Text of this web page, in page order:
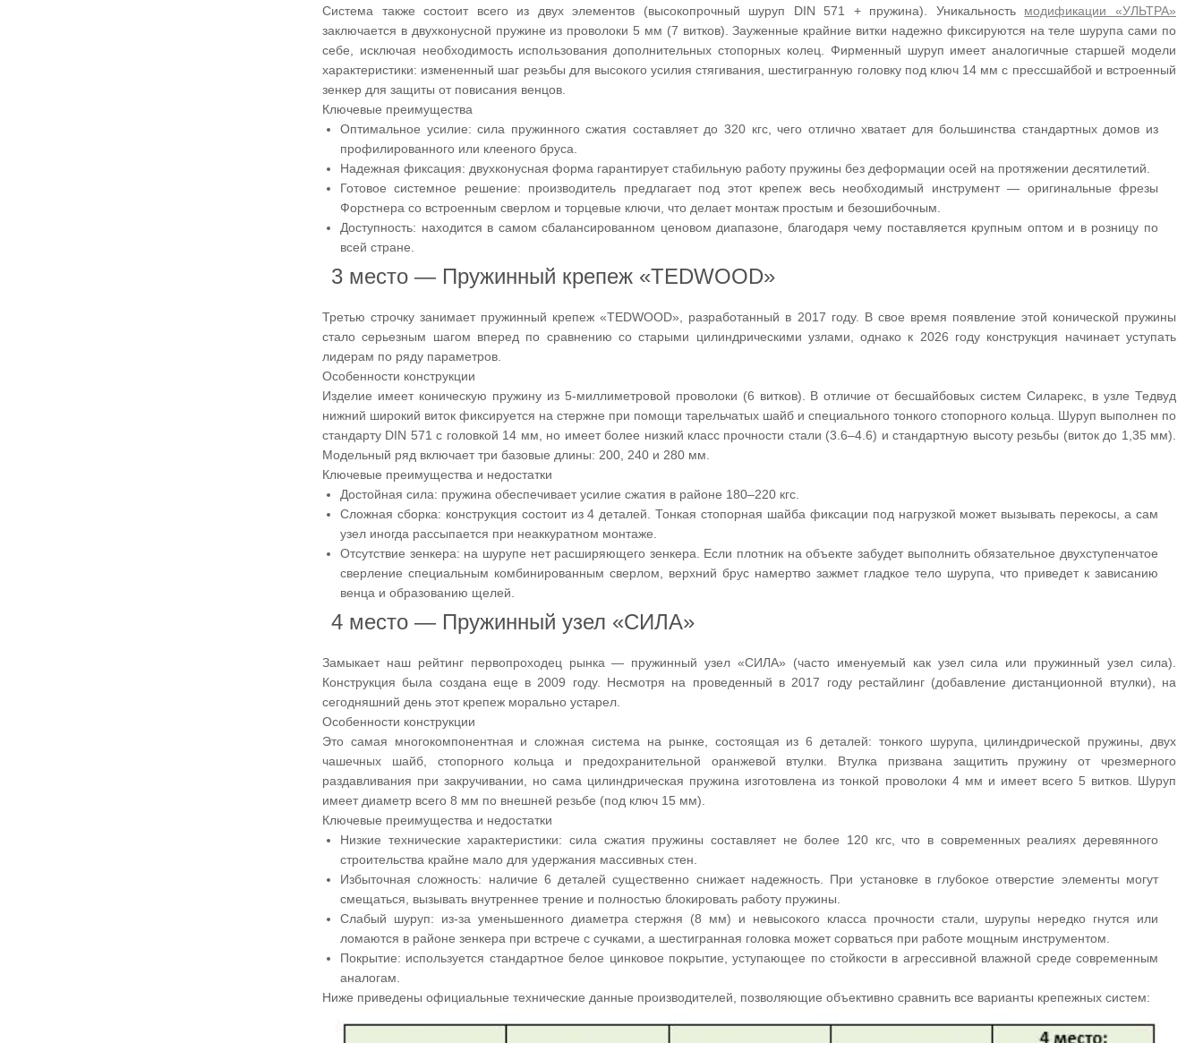
Система также состоит всего из двух элементов (высокопрочный шуруп DIN 571 + пружина). Уникальность модификации «УЛЬТРА»
заключается в двухконусной пружине из проволоки 5 мм (7 витков). Зауженные крайние витки надежно фиксируются на теле шурупа сами по
себе, исключая необходимость использования дополнительных стопорных колец. Фирменный шуруп имеет аналогичные старшей модели
характеристики: измененный шаг резьбы для высокого усилия стягивания, шестигранную головку под ключ 14 мм с прессшайбой и встроенный
зенкер для защиты от повисания венцов.
Ключевые преимущества
Оптимальное усилие: сила пружинного сжатия составляет до 320 кгс, чего отлично хватает для большинства стандартных домов из
профилированного или клееного бруса.
Надежная фиксация: двухконусная форма гарантирует стабильную работу пружины без деформации осей на протяжении десятилетий.
Готовое системное решение: производитель предлагает под этот крепеж весь необходимый инструмент — оригинальные фрезы
Форстнера со встроенным сверлом и торцевые ключи, что делает монтаж простым и безошибочным.
Доступность: находится в самом сбалансированном ценовом диапазоне, благодаря чему поставляется крупным оптом и в розницу по
всей стране.
3 место — Пружинный крепеж «TEDWOOD»
Третью строчку занимает пружинный крепеж «TEDWOOD», разработанный в 2017 году. В свое время появление этой конической пружины
стало серьезным шагом вперед по сравнению со старыми цилиндрическими узлами, однако к 2026 году конструкция начинает уступать
лидерам по ряду параметров.
Особенности конструкции
Изделие имеет коническую пружину из 5-миллиметровой проволоки (6 витков). В отличие от бесшайбовых систем Силарекс, в узле Тедвуд
нижний широкий виток фиксируется на стержне при помощи тарельчатых шайб и специального тонкого стопорного кольца. Шуруп выполнен по
стандарту DIN 571 с головкой 14 мм, но имеет более низкий класс прочности стали (3.6–4.6) и стандартную высоту резьбы (виток до 1,35 мм).
Модельный ряд включает три базовые длины: 200, 240 и 280 мм.
Ключевые преимущества и недостатки
Достойная сила: пружина обеспечивает усилие сжатия в районе 180–220 кгс.
Сложная сборка: конструкция состоит из 4 деталей. Тонкая стопорная шайба фиксации под нагрузкой может вызывать перекосы, а сам
узел иногда рассыпается при неаккуратном монтаже.
Отсутствие зенкера: на шурупе нет расширяющего зенкера. Если плотник на объекте забудет выполнить обязательное двухступенчатое
сверление специальным комбинированным сверлом, верхний брус намертво зажмет гладкое тело шурупа, что приведет к зависанию
венца и образованию щелей.
4 место — Пружинный узел «СИЛА»
Замыкает наш рейтинг первопроходец рынка — пружинный узел «СИЛА» (часто именуемый как узел сила или пружинный узел сила).
Конструкция была создана еще в 2009 году. Несмотря на проведенный в 2017 году рестайлинг (добавление дистанционной втулки), на
сегодняшний день этот крепеж морально устарел.
Особенности конструкции
Это самая многокомпонентная и сложная система на рынке, состоящая из 6 деталей: тонкого шурупа, цилиндрической пружины, двух
чашечных шайб, стопорного кольца и предохранительной оранжевой втулки. Втулка призвана защитить пружину от чрезмерного
раздавливания при закручивании, но сама цилиндрическая пружина изготовлена из тонкой проволоки 4 мм и имеет всего 5 витков. Шуруп
имеет диаметр всего 8 мм по внешней резьбе (под ключ 15 мм).
Ключевые преимущества и недостатки
Низкие технические характеристики: сила сжатия пружины составляет не более 120 кгс, что в современных реалиях деревянного
строительства крайне мало для удержания массивных стен.
Избыточная сложность: наличие 6 деталей существенно снижает надежность. При установке в глубокое отверстие элементы могут
смещаться, вызывать внутреннее трение и полностью блокировать работу пружины.
Слабый шуруп: из-за уменьшенного диаметра стержня (8 мм) и невысокого класса прочности стали, шурупы нередко гнутся или
ломаются в районе зенкера при встрече с сучками, а шестигранная головка может сорваться при работе мощным инструментом.
Покрытие: используется стандартное белое цинковое покрытие, уступающее по стойкости в агрессивной влажной среде современным
аналогам.
Ниже приведены официальные технические данные производителей, позволяющие объективно сравнить все варианты крепежных систем: